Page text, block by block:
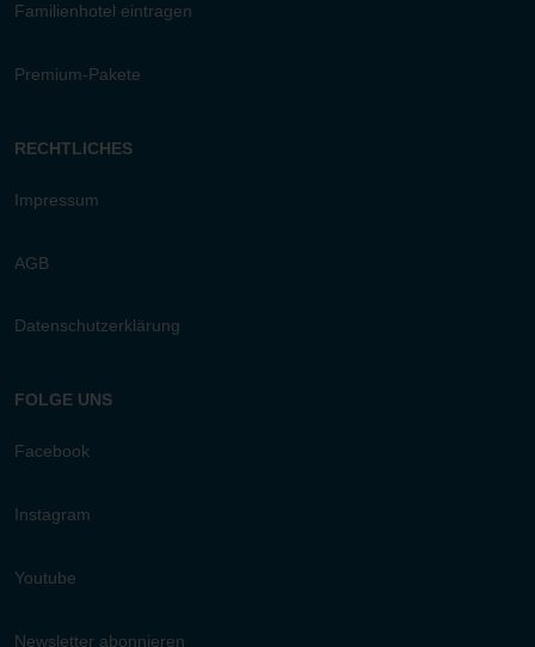
Familienhotel eintragen
Premium-Pakete
RECHTLICHES
Impressum
AGB
Datenschutzerklärung
FOLGE UNS
Facebook
Instagram
Youtube
Newsletter abonnieren